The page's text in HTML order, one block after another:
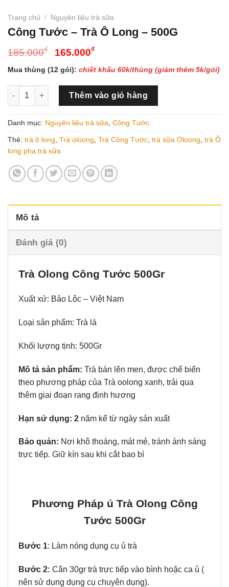
Trang chủ / Nguyên liệu trà sữa
Công Tước – Trà Ô Long – 500G
185.000₫
Giá
gốc
là:
185.000₫.
165.000₫Giá
hiện
tại
là:
165.000₫.
Mua thùng (12 gói): chiết khấu 60k/thùng (giảm thêm 5k/gói)
Công Tước - Trà Ô Long - 500G số lượng
Thêm vào giỏ hàng
Danh mục: Nguyên liệu trà sữa Công Tước
Thẻ: trà ô long Trà oloong Trà Công Tước trà sữa Oloong trà Ô
long pha trà sữa
Mô tả
Đánh giá (0)
Trà Olong Công Tước 500Gr
Xuất xứ: Bảo Lộc – Việt Nam
Loại sản phẩm: Trà lá
Khối lượng tịnh: 500Gr
Mô tả sản phẩm: Trà bán lên men, được chế biến
theo phương pháp của Trà oolong xanh, trải qua
thêm giai đoạn rang định hương
Hạn sử dụng: 2 năm kể từ ngày sản xuất
Bảo quản: Nơi khô thoáng, mát mẻ, tránh ánh sáng
trực tiếp. Giữ kín sau khi cắt bao bì
Phương Pháp ủ Trà Olong Công
Tước 500Gr
Bước 1: Làm nóng dụng cụ ủ trà
Bước 2: Cân 30gr trà trực tiếp vào bình hoặc ca ủ (
nên sử dụng dụng cụ chuyên dụng).